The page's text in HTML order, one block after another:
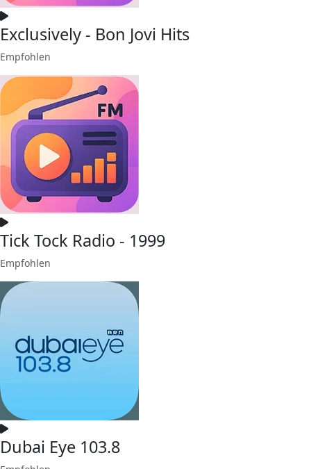
Exclusively - Bon Jovi Hits
Empfohlen
Tick Tock Radio - 1999
Empfohlen
Dubai Eye 103.8